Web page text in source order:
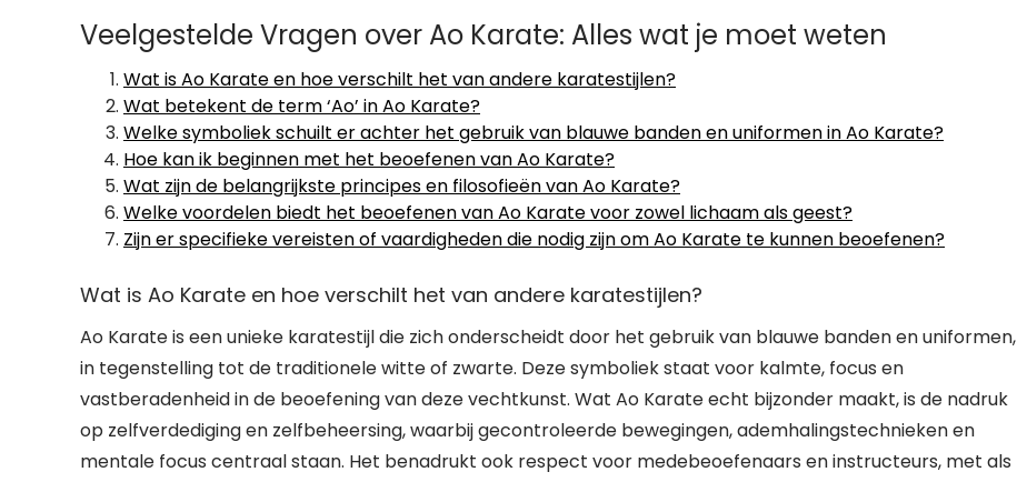
Veelgestelde Vragen over Ao Karate: Alles wat je moet weten
Wat is Ao Karate en hoe verschilt het van andere karatestijlen?
Wat betekent de term ‘Ao’ in Ao Karate?
Welke symboliek schuilt er achter het gebruik van blauwe banden en uniformen in Ao Karate?
Hoe kan ik beginnen met het beoefenen van Ao Karate?
Wat zijn de belangrijkste principes en filosofieën van Ao Karate?
Welke voordelen biedt het beoefenen van Ao Karate voor zowel lichaam als geest?
Zijn er specifieke vereisten of vaardigheden die nodig zijn om Ao Karate te kunnen beoefenen?
Wat is Ao Karate en hoe verschilt het van andere karatestijlen?
Ao Karate is een unieke karatestijl die zich onderscheidt door het gebruik van blauwe banden en uniformen,
in tegenstelling tot de traditionele witte of zwarte. Deze symboliek staat voor kalmte, focus en
vastberadenheid in de beoefening van deze vechtkunst. Wat Ao Karate echt bijzonder maakt, is de nadruk
op zelfverdediging en zelfbeheersing, waarbij gecontroleerde bewegingen, ademhalingstechnieken en
mentale focus centraal staan. Het benadrukt ook respect voor medebeoefenaars en instructeurs, met als